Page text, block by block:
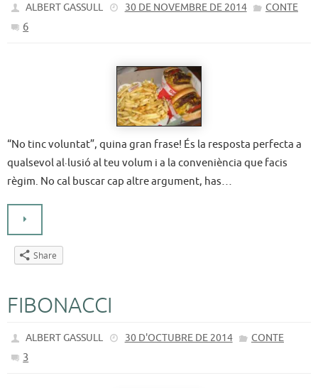
ALBERT GASSULL 30 DE NOVEMBRE DE 2014 CONTE
6
“No tinc voluntat”, quina gran frase! És la resposta perfecta a
qualsevol al·lusió al teu volum i a la conveniència que facis
règim. No cal buscar cap altre argument, has…
Share
FIBONACCI
ALBERT GASSULL 30 D'OCTUBRE DE 2014 CONTE
3